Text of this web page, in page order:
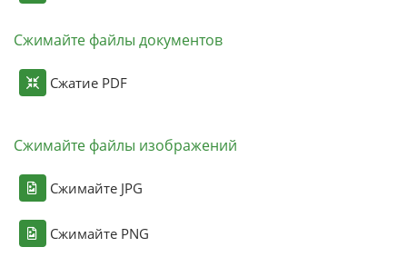
Сжимайте файлы документов
Сжатие PDF
Сжимайте файлы изображений
Сжимайте JPG
Сжимайте PNG